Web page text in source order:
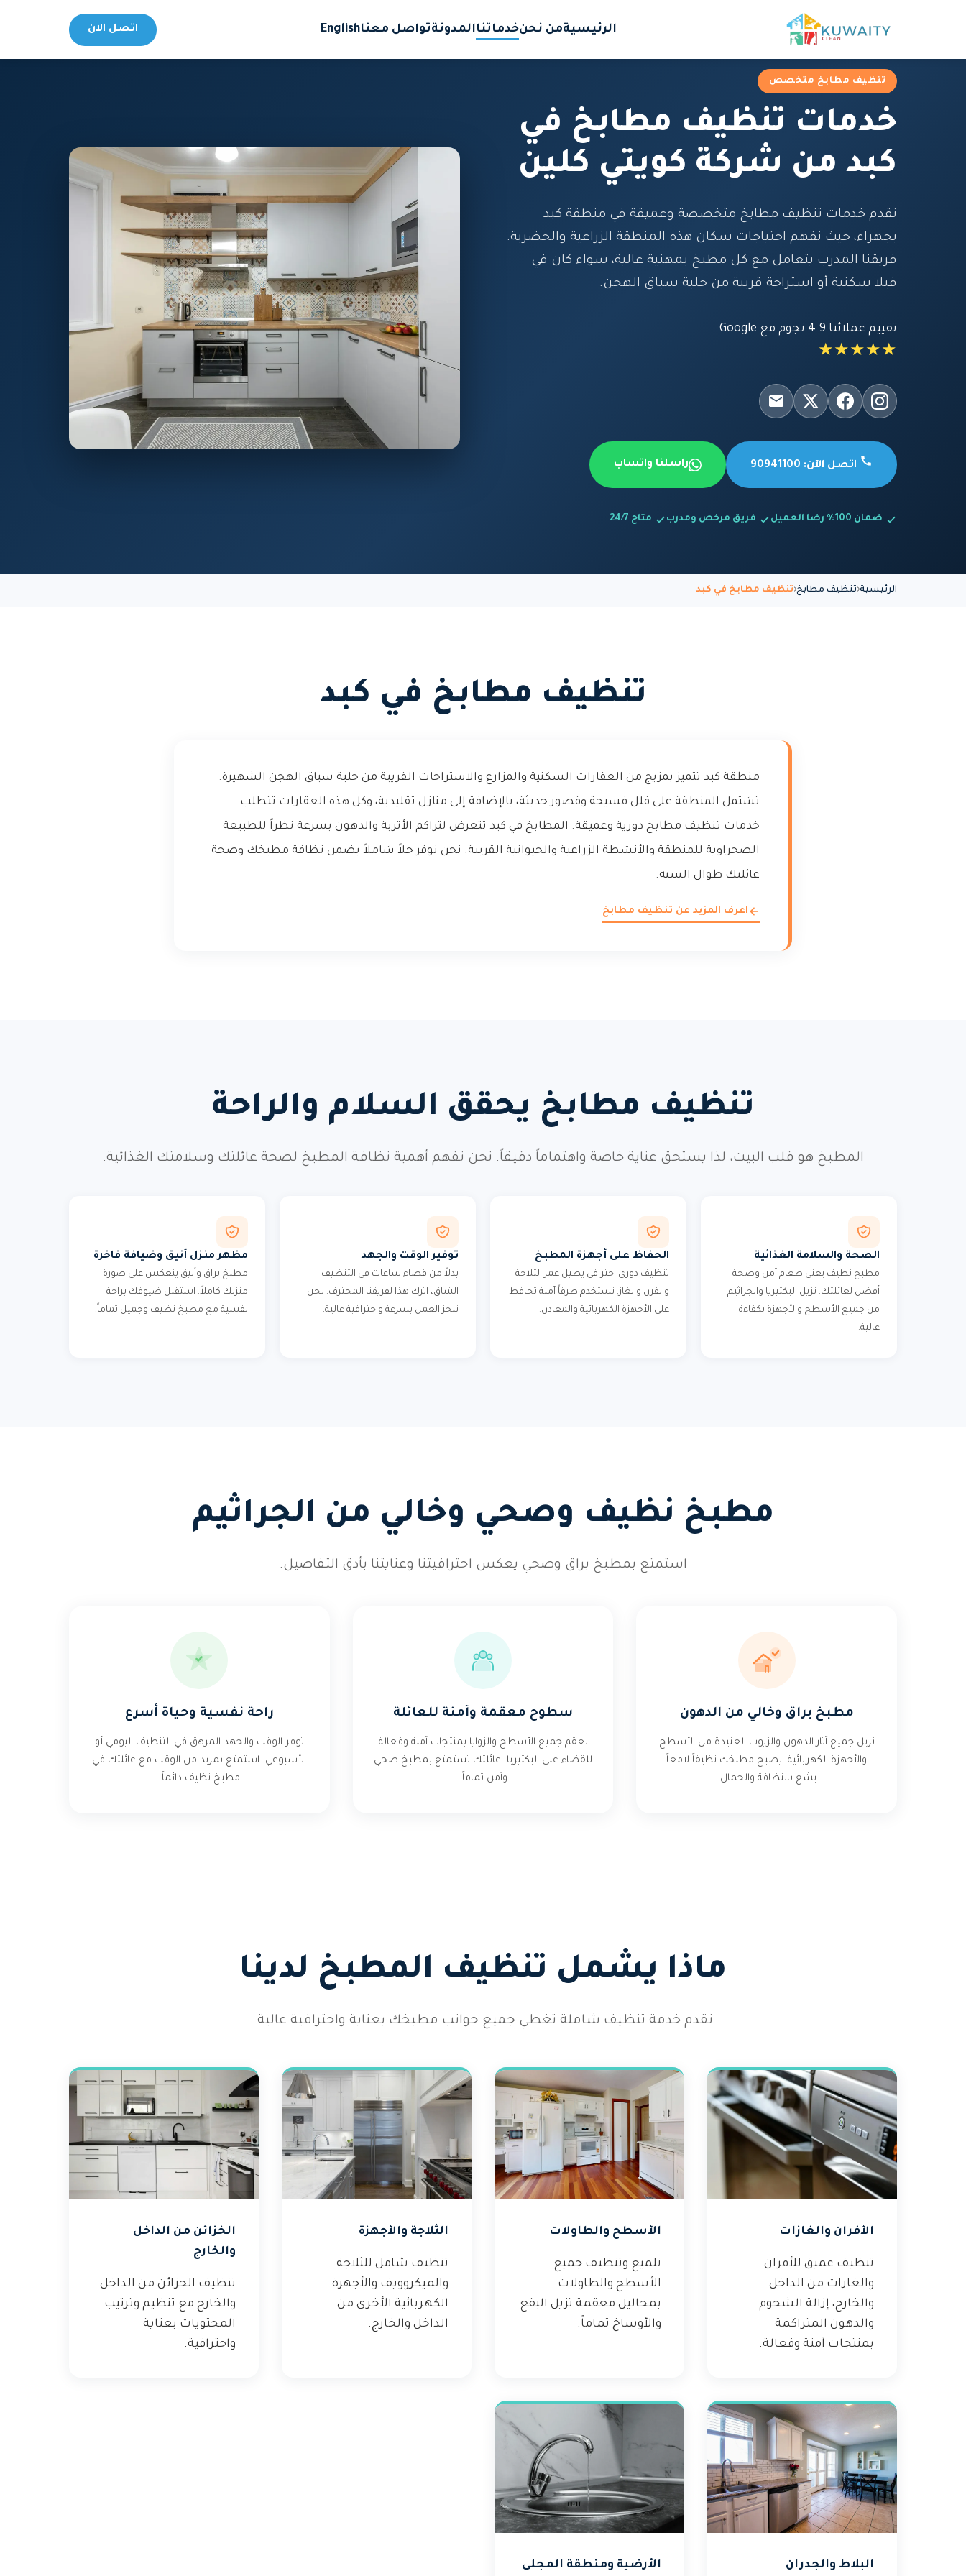
الرئيسيةمن نحنخدماتناالمدونةتواصل معناEnglish اتصل الآن
تنظيف مطابخ متخصص
خدمات تنظيف مطابخ في
كبد من شركة كويتي كلين
نقدم خدمات تنظيف مطابخ متخصصة وعميقة في منطقة كبد
بجهراء، حيث نفهم احتياجات سكان هذه المنطقة الزراعية والحضرية.
فريقنا المدرب يتعامل مع كل مطبخ بمهنية عالية، سواء كان في
فيلا سكنية أو استراحة قريبة من حلبة سباق الهجن.
تقييم عملائنا 4.9 نجوم مع Google
★★★★★
اتصل الآن: 90941100 راسلنا واتساب
ضمان 100% رضا العميل فريق مرخص ومدرب متاح 24/7
الرئيسية تنظيف مطابخ تنظيف مطابخ في كبد
تنظيف مطابخ في كبد
منطقة كبد تتميز بمزيج من العقارات السكنية والمزارع والاستراحات القريبة من حلبة سباق الهجن الشهيرة.
تشتمل المنطقة على فلل فسيحة وقصور حديثة، بالإضافة إلى منازل تقليدية، وكل هذه العقارات تتطلب
خدمات تنظيف مطابخ دورية وعميقة. المطابخ في كبد تتعرض لتراكم الأتربة والدهون بسرعة نظراً للطبيعة
الصحراوية للمنطقة والأنشطة الزراعية والحيوانية القريبة. نحن نوفر حلاً شاملاً يضمن نظافة مطبخك وصحة
عائلتك طوال السنة.
اعرف المزيد عن تنظيف مطابخ
تنظيف مطابخ يحقق السلام والراحة
المطبخ هو قلب البيت، لذا يستحق عناية خاصة واهتماماً دقيقاً. نحن نفهم أهمية نظافة المطبخ لصحة عائلتك وسلامتك الغذائية.
الصحة والسلامة الغذائية
مطبخ نظيف يعني طعام آمن وصحة
أفضل لعائلتك. نزيل البكتيريا والجراثيم
من جميع الأسطح والأجهزة بكفاءة
عالية.
الحفاظ على أجهزة المطبخ
تنظيف دوري احترافي يطيل عمر الثلاجة
والفرن والغاز. نستخدم طرقاً آمنة تحافظ
على الأجهزة الكهربائية والمعادن.
توفير الوقت والجهد
بدلاً من قضاء ساعات في التنظيف
الشاق، اترك هذا لفريقنا المحترف. نحن
ننجز العمل بسرعة واحترافية عالية.
مظهر منزل أنيق وضيافة فاخرة
مطبخ براق وأنيق ينعكس على صورة
منزلك كاملاً. استقبل ضيوفك براحة
نفسية مع مطبخ نظيف وجميل تماماً.
مطبخ نظيف وصحي وخالي من الجراثيم
استمتع بمطبخ براق وصحي يعكس احترافيتنا وعنايتنا بأدق التفاصيل.
مطبخ براق وخالي من الدهون
نزيل جميع آثار الدهون والزيوت العنيدة من الأسطح
والأجهزة الكهربائية. يصبح مطبخك نظيفاً لامعاً
يشع بالنظافة والجمال.
سطوح معقمة وآمنة للعائلة
نعقم جميع الأسطح والزوايا بمنتجات آمنة وفعالة
للقضاء على البكتيريا. عائلتك تستمتع بمطبخ صحي
وآمن تماماً.
راحة نفسية وحياة أسرع
توفر الوقت والجهد المرهق في التنظيف اليومي أو
الأسبوعي. استمتع بمزيد من الوقت مع عائلتك في
مطبخ نظيف دائماً.
ماذا يشمل تنظيف المطبخ لدينا
نقدم خدمة تنظيف شاملة تغطي جميع جوانب مطبخك بعناية واحترافية عالية.
الأفران والغازات
تنظيف عميق للأفران
والغازات من الداخل
والخارج، إزالة الشحوم
والدهون المتراكمة
بمنتجات آمنة وفعالة.
الأسطح والطاولات
تلميع وتنظيف جميع
الأسطح والطاولات
بمحاليل معقمة تزيل البقع
والأوساخ تماماً.
الثلاجة والأجهزة
تنظيف شامل للثلاجة
والميكروويف والأجهزة
الكهربائية الأخرى من
الداخل والخارج.
الخزائن من الداخل
والخارج
تنظيف الخزائن من الداخل
والخارج مع تنظيم وترتيب
المحتويات بعناية
واحترافية.
البلاط والجدران الأرضية ومنطقة المجلى